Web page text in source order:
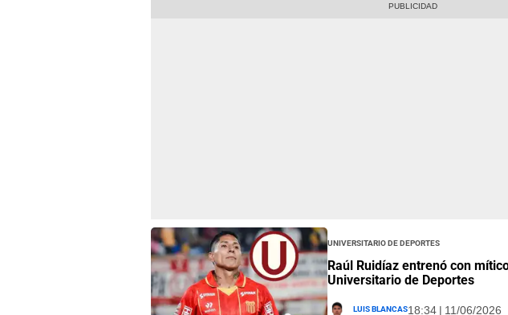
Universitario de Deportes
Raúl Ruidíaz entrenó con
Universitario de Deportes
Luis Blancas18:34 | 11/06/2026